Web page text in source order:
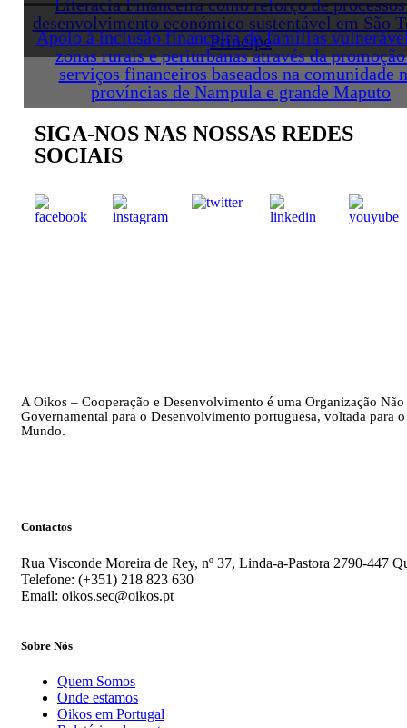
Literacia Financeira como reforço de
desenvolvimento económico sustentável em São
Príncipe
Apoio à inclusão financeira de famílias
zonas rurais e periurbanas através da
serviços financeiros baseados na comunidade
províncias de Nampula e grande Maputo
SIGA-NOS NAS NOSSAS REDES
SOCIAIS
A Oikos – Cooperação e Desenvolvimento é uma Organização Não
Governamental para o Desenvolvimento portuguesa, voltada para o
Mundo.
Contactos
Rua Visconde Moreira de Rey, nº 37, Linda-a-Pastora 2790-447
Telefone: (+351) 218 823 630
Email: oikos.sec@oikos.pt
Sobre Nós
Quem Somos
Onde estamos
Oikos em Portugal